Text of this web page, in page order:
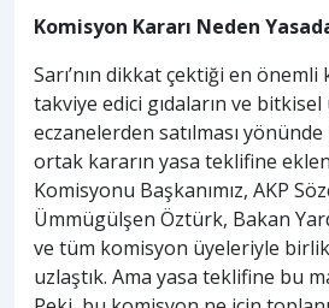
Komisyon Kararı Neden
Sarı’nın dikkat çektiği en
takviye edici gıdaların ve
eczanelerden satılması
ortak kararın yasa teklifine
Komisyonu Başkanımız, AKP
Ümmügülşen Öztürk, Bakan
ve tüm komisyon üyeleriyle
uzlaştık. Ama yasa teklifine bu